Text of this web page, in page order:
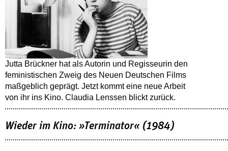
Jutta Brückner hat als Autorin und Regisseurin den
feministischen Zweig des Neuen Deutschen Films
maßgeblich geprägt. Jetzt kommt eine neue Arbeit
von ihr ins Kino. Claudia Lenssen blickt zurück.
Wieder im Kino: »Terminator« (1984)